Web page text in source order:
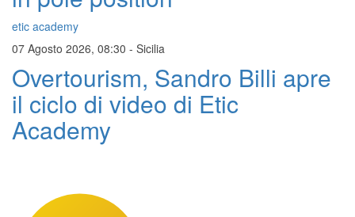
etic academy
07 Agosto 2026, 08:30 - Sicilia
Overtourism, Sandro Billi apre
il ciclo di video di Etic
Academy